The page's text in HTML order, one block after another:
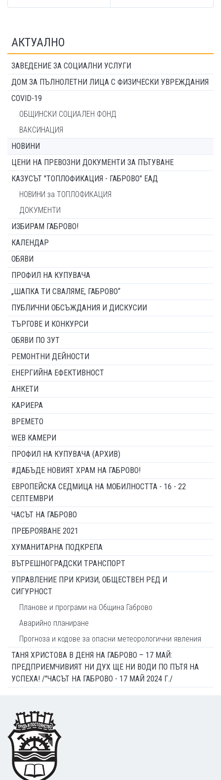
АКТУАЛНО
ЗАВЕДЕНИЕ ЗА СОЦИАЛНИ УСЛУГИ
ДОМ ЗА ПЪЛНОЛЕТНИ ЛИЦА С ФИЗИЧЕСКИ УВРЕЖДАНИЯ
COVID-19
ОБЩИНСКИ СОЦИАЛЕН ФОНД
ВАКСИНАЦИЯ
НОВИНИ
ЦЕНИ НА ПРЕВОЗНИ ДОКУМЕНТИ ЗА ПЪТУВАНЕ
КАЗУСЪТ "ТОПЛОФИКАЦИЯ - ГАБРОВО" ЕАД
НОВИНИ за ТОПЛОФИКАЦИЯ
ДОКУМЕНТИ
ИЗБИРАМ ГАБРОВО!
КАЛЕНДАР
ОБЯВИ
ПРОФИЛ НА КУПУВАЧА
„ШАПКА ТИ СВАЛЯМЕ, ГАБРОВО“
ПУБЛИЧНИ ОБСЪЖДАНИЯ И ДИСКУСИИ
ТЪРГОВЕ И КОНКУРСИ
ОБЯВИ ПО ЗУТ
РЕМОНТНИ ДЕЙНОСТИ
ЕНЕРГИЙНА ЕФЕКТИВНОСТ
АНКЕТИ
КАРИЕРА
ВРЕМЕТО
WEB КАМЕРИ
ПРОФИЛ НА КУПУВАЧА (АРХИВ)
#ДАБЪДЕ НОВИЯТ ХРАМ НА ГАБРОВО!
ЕВРОПЕЙСКА СЕДМИЦА НА МОБИЛНОСТТА - 16 - 22
СЕПТЕМВРИ
ЧАСЪТ НА ГАБРОВО
ПРЕБРОЯВАНЕ 2021
ХУМАНИТАРНА ПОДКРЕПА
ВЪТРЕШНОГРАДСКИ ТРАНСПОРТ
УПРАВЛЕНИЕ ПРИ КРИЗИ, ОБЩЕСТВЕН РЕД И
СИГУРНОСТ
Планове и програми на Община Габрово
Аварийно планиране
Прогноза и кодове за опасни метеорологични явления
ТАНЯ ХРИСТОВА В ДЕНЯ НА ГАБРОВО – 17 МАЙ:
ПРЕДПРИЕМЧИВИЯТ НИ ДУХ ЩЕ НИ ВОДИ ПО ПЪТЯ НА
УСПЕХА! /"ЧАСЪТ НА ГАБРОВО - 17 МАЙ 2024 Г./
Footer